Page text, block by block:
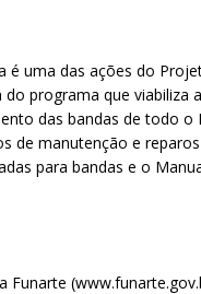
é uma das ações do
programa que viabiliza
das bandas de todo o
de manutenção e
para bandas e o
Funarte